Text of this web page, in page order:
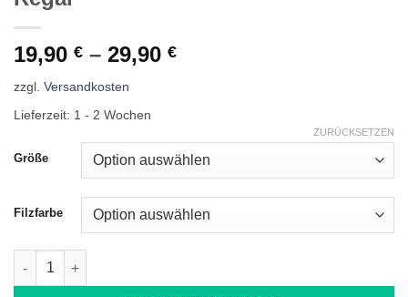
19,90 € – 29,90 €
zzgl. Versandkosten
Lieferzeit: 1 - 2 Wochen
Größe
Filzfarbe
ZURÜCKSETZEN
Auflage aus Filz passend Ikea Kallax Regal Menge